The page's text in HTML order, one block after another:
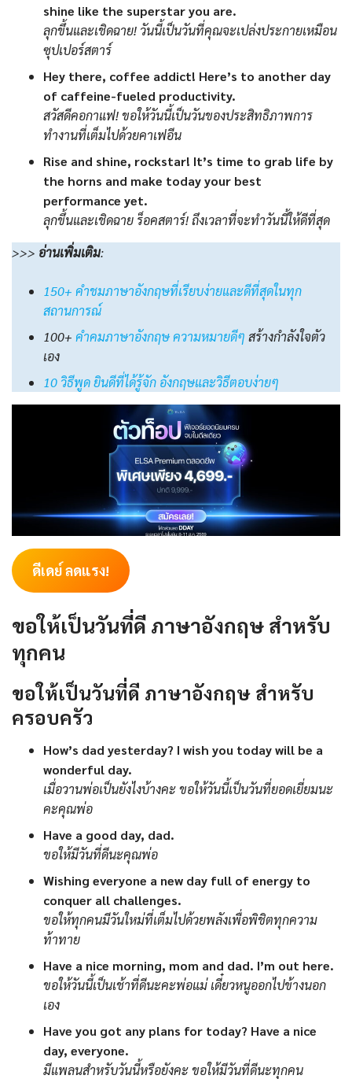
shine like the superstar you are.
ลุกขึ้นและเชิดฉาย! วันนี้เป็นวันที่คุณจะเปล่งประกายเหมือน
ซุปเปอร์สตาร์
Hey there, coffee addict! Here’s to another day
of caffeine-fueled productivity.
สวัสดีคอกาแฟ! ขอให้วันนี้เป็นวันของประสิทธิภาพการ
ทำงานที่เต็มไปด้วยคาเฟอีน
Rise and shine, rockstar! It’s time to grab life by
the horns and make today your best
performance yet.
ลุกขึ้นและเชิดฉาย ร็อคสตาร์! ถึงเวลาที่จะทำวันนี้ให้ดีที่สุด
>>> อ่านเพิ่มเติม:
150+ คำชมภาษาอังกฤษที่เรียบง่ายและดีที่สุดในทุก
สถานการณ์
100+ คําคมภาษาอังกฤษ ความหมายดีๆ สร้างกำลังใจตัว
เอง
10 วิธีพูด ยินดีที่ได้รู้จัก อังกฤษและวิธีตอบง่ายๆ
ดีเดย์ ลดแรง!
ขอให้เป็นวันที่ดี ภาษาอังกฤษ สำหรับ
ทุกคน
ขอให้เป็นวันที่ดี ภาษาอังกฤษ สำหรับ
ครอบครัว
How’s dad yesterday? I wish you today will be a
wonderful day.
เมื่อวานพ่อเป็นยังไงบ้างคะ ขอให้วันนี้เป็นวันที่ยอดเยี่ยมนะ
คะคุณพ่อ
Have a good day, dad.
ขอให้มีวันที่ดีนะคุณพ่อ
Wishing everyone a new day full of energy to
conquer all challenges.
ขอให้ทุกคนมีวันใหม่ที่เต็มไปด้วยพลังเพื่อพิชิตทุกความ
ท้าทาย
Have a nice morning, mom and dad. I’m out here.
ขอให้วันนี้เป็นเช้าที่ดีนะคะพ่อแม่ เดี๋ยวหนูออกไปข้างนอก
เอง
Have you got any plans for today? Have a nice
day, everyone.
มีแพลนสำหรับวันนี้หรือยังคะ ขอให้มีวันที่ดีนะทุกคน